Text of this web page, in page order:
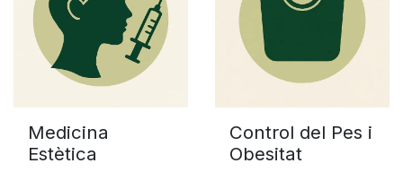
Medicina
Estètica
Control del Pes i
Obesitat